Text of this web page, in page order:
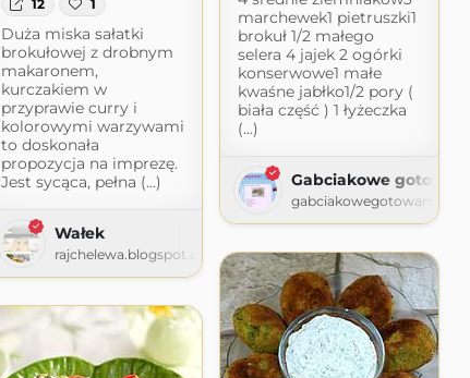
12 1
Duża miska sałatki
brokułowej z drobnym
makaronem,
kurczakiem w
przyprawie curry i
kolorowymi warzywami
to doskonała
propozycja na imprezę.
Jest sycąca, pełna (...)
Wałek
rajchelewa.blogspot.com
marchewek1 pietruszki1
brokuł 1/2 małego
selera 4 jajek 2 ogórki
konserwowe1 małe
kwaśne jabłko1/2 pory (
biała część ) 1 łyżeczka
(...)
Gabciakowe